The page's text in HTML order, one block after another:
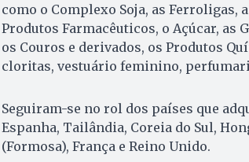
como o Complexo Soja, as Ferroligas,
Produtos Farmacêuticos, o Açúcar, as
os Couros e derivados, os Produtos
cloritas, vestuário feminino,
Seguiram-se no rol dos países que
Espanha, Tailândia, Coreia do Sul,
(Formosa), França e Reino Unido.